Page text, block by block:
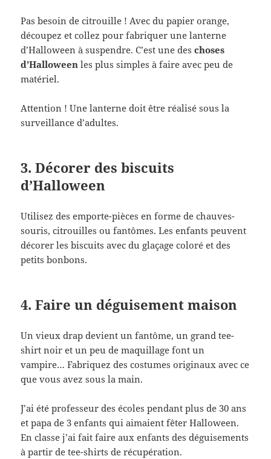
Pas besoin de citrouille ! Avec du papier orange,
découpez et collez pour fabriquer une lanterne
d’Halloween à suspendre. C’est une deschoses
d’Halloween les plus simples à faire avec peu de
matériel.
Attention ! Une lanterne doit être réalisé sous la
surveillance d’adultes.
3. Décorer des biscuits
d’Halloween
Utilisez des emporte-pièces en forme de chauves-
souris, citrouilles ou fantômes. Les enfants peuvent
décorer les biscuits avec du glaçage coloré et des
petits bonbons.
4. Faire un déguisement maison
Un vieux drap devient un fantôme, un grand tee-
shirt noir et un peu de maquillage font un
vampire… Fabriquez des costumes originaux avec ce
que vous avez sous la main.
J’ai été professeur des écoles pendant plus de 30 ans
et papa de 3 enfants qui aimaient fêter Halloween.
En classe j’ai fait faire aux enfants des déguisements
à partir de tee-shirts de récupération.